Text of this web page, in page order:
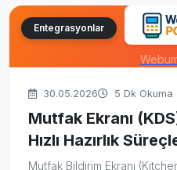
Entegrasyonlar
30.05.2026 5 Dk Okuma
Mutfak Ekranı
Hızlı Hazırlık
Mutfak Bildirim Ekranı